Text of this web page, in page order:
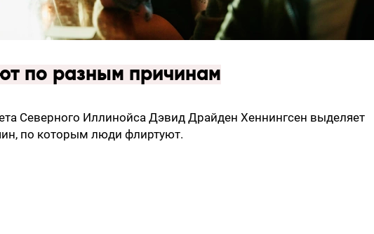
по разным причинам
Северного Иллинойса Дэвид Драйден Хеннингсен выделяет
по которым люди флиртуют.